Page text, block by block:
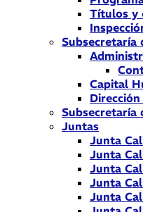
Títulos y
Subsecretaría
Capital
Subsecretaría
Juntas
Junta
Junta
Junta
Junta
Junta